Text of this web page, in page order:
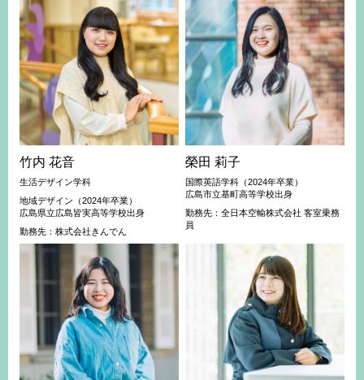
竹内 花音
生活デザイン学科
地域デザイン（2024年卒業）
広島県立広島皆実高等学校出身
勤務先：株式会社きんでん
榮田 莉子
国際英語学科（2024年卒業）
広島市立基町高等学校出身
勤務先：全日本空輸株式会社 客室乗務
員